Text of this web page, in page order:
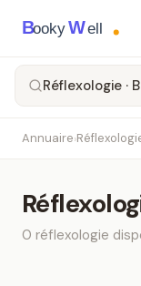
BookyWell
Réflexologie ·
Annuaire›
0 réflexologie